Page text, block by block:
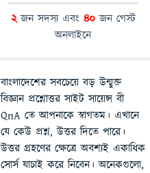
2জন সদস্য এবং 40জন গেস্ট
অনলাইনে
বাংলাদেশের সবচেয়ে বড় উন্মুক্ত
বিজ্ঞান প্রশ্নোত্তর সাইট সায়েন্স বী
QnA তে আপনাকে স্বাগতম। এখানে
যে কেউ প্রশ্ন, উত্তর দিতে পারে।
উত্তর গ্রহণের ক্ষেত্রে অবশ্যই একাধিক
সোর্স যাচাই করে নিবেন। অনেকগুলো,